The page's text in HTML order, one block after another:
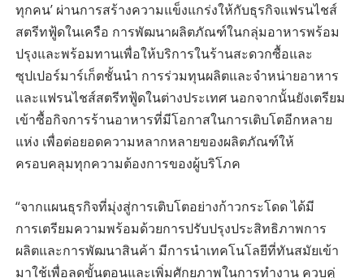
ทุกคน’ ผ่านการสร้างความแข็งแกร่งให้กับธุรกิจแฟรนไชส์
สตรีทฟู้ดในเครือ การพัฒนาผลิตภัณฑ์ในกลุ่มอาหารพร้อม
ปรุงและพร้อมทานเพื่อให้บริการในร้านสะดวกซื้อและ
ซุปเปอร์มาร์เก็ตชั้นนำ การร่วมทุนผลิตและจำหน่ายอาหาร
และแฟรนไชส์สตรีทฟู้ดในต่างประเทศ นอกจากนั้นยังเตรียม
เข้าซื้อกิจการร้านอาหารที่มีโอกาสในการเติบโตอีกหลาย
แห่ง เพื่อต่อยอดความหลากหลายของผลิตภัณฑ์ให้
ครอบคลุมทุกความต้องการของผู้บริโภค
“จากแผนธุรกิจที่มุ่งสู่การเติบโตอย่างก้าวกระโดด ได้มี
การเตรียมความพร้อมด้วยการปรับปรุงประสิทธิภาพการ
ผลิตและการพัฒนาสินค้า มีการนำเทคโนโลยีที่ทันสมัยเข้า
มาใช้เพื่อลดขั้นตอนและเพิ่มศักยภาพในการทำงาน ควบคู่